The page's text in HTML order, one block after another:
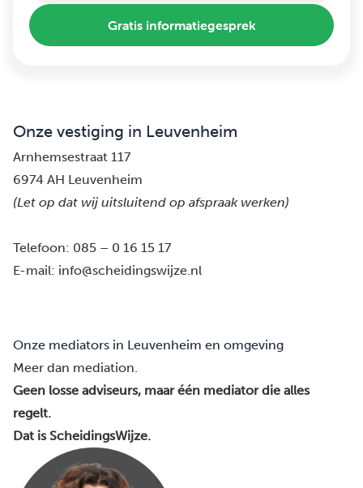
Gratis informatiegesprek
Onze vestiging in Leuvenheim
Arnhemsestraat 117
6974 AH Leuvenheim
(Let op dat wij uitsluitend op afspraak werken)
Telefoon: 085 – 0 16 15 17
E-mail: info@scheidingswijze.nl
Onze mediators in Leuvenheim en omgeving
Meer dan mediation.
Geen losse adviseurs, maar één mediator die alles
regelt.
Dat is ScheidingsWijze.